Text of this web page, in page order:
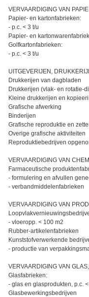
VERVAARDIGING VAN
Papier- en kartonfabrieken:
- p.c. < 3 t/u
Papier- en
Golfkartonfabrieken:
- p.c. < 3 t/u
UITGEVERIJEN,
Drukkerijen van dagbladen
Drukkerijen (vlak- en rotatie-
Kleine drukkerijen en
Grafische afwerking
Binderijen
Grafische reproduktie en
Overige grafische aktiviteiten
Reproduktiebedrijven
VERVAARDIGING VAN
Farmaceutische
- formulering en afvullen
- verbandmiddelenfabrieken
VERVAARDIGING VAN
- vloeropp. < 100 m2
Rubber-artikelenfabrieken
Kunststofverwerkende
- productie van
VERVAARDIGING VAN
Glasfabrieken:
- glas en glasprodukten, p.c.
Glasbewerkingsbedrijven